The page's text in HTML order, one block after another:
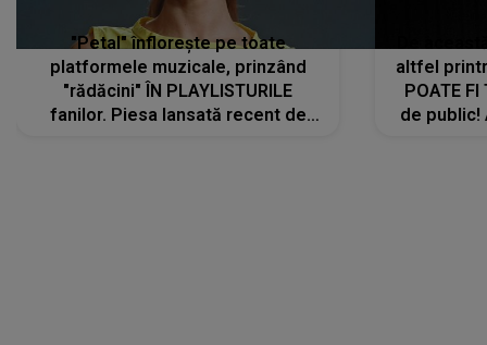
"Petal" înflorește pe toate
platformele muzicale, prinzând
"rădăcini" ÎN PLAYLISTURILE
fanilor. Piesa lansată recent de
altfel
POATE FI
de public!